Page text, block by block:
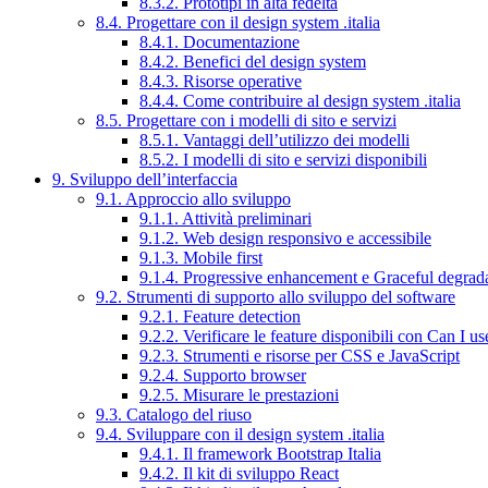
8.4. Progettare con il design system .italia
8.4.1. Documentazione
8.4.2. Benefici del design system
8.4.3. Risorse operative
8.4.4. Come contribuire al design system .italia
8.5. Progettare con i modelli di sito e servizi
8.5.1. Vantaggi dell’utilizzo dei modelli
8.5.2. I modelli di sito e servizi disponibili
9. Sviluppo dell’interfaccia
9.1. Approccio allo sviluppo
9.1.1. Attività preliminari
9.1.2. Web design responsivo e accessibile
9.1.3. Mobile first
9.1.4. Progressive enhancement e Graceful
9.2. Strumenti di supporto allo sviluppo del software
9.2.1. Feature detection
9.2.2. Verificare le feature disponibili con Can I
9.2.3. Strumenti e risorse per CSS e JavaScript
9.2.4. Supporto browser
9.2.5. Misurare le prestazioni
9.3. Catalogo del riuso
9.4. Sviluppare con il design system .italia
9.4.1. Il framework Bootstrap Italia
9.4.2. Il kit di sviluppo React